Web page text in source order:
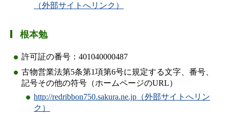
（外部サイトへリンク）
根本勉
許可証の番号：401040000487
古物営業法第5条第1項第6号に規定する文字、番号、
記号その他の符号（ホームページのURL）
http://redribbon750.sakura.ne.jp（外部サイトへリン
ク）